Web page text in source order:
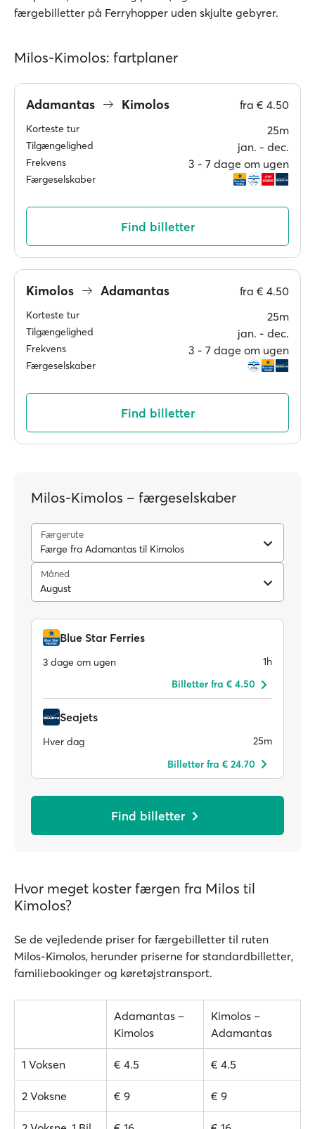
færgebilletter på Ferryhopper uden skjulte gebyrer.
Milos-Kimolos: fartplaner
Adamantas Kimolos fra € 4.50
Korteste tur 25m
Tilgængelighed jan. ‐ dec.
Frekvens 3 ‐ 7 dage om ugen
Færgeselskaber
Find billetter
Kimolos Adamantas fra € 4.50
Korteste tur 25m
Tilgængelighed jan. ‐ dec.
Frekvens 3 ‐ 7 dage om ugen
Færgeselskaber
Find billetter
Milos-Kimolos – færgeselskaber
Færgerute
Færge fra Adamantas til Kimolos
Måned
August
Blue Star Ferries
3 dage om ugen
1h
Billetter fra € 4.50
Seajets
Hver dag
25m
Billetter fra € 24.70
Find billetter
Hvor meget koster færgen fra Milos til
Kimolos?
Se de vejledende priser for færgebilletter til ruten
Milos-Kimolos, herunder priserne for standardbilletter,
familiebookinger og køretøjstransport.
Adamantas –
Kimolos
Kimolos –
Adamantas
1 Voksen € 4.5 € 4.5
2 Voksne € 9 € 9